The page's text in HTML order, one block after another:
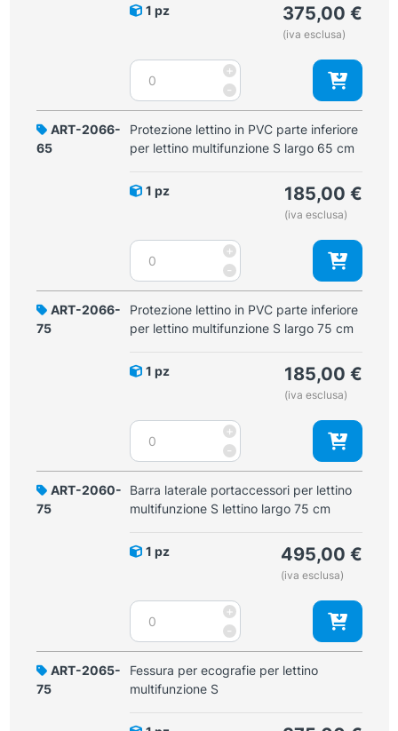
1 pz 375,00 €
(iva esclusa)
-
Fessura
ecografie
per
lettino
quantità
+
ART-2066-
65
Protezione lettino in PVC parte inferiore
per lettino multifunzione S largo 65 cm
1 pz 185,00 €
(iva esclusa)
-
Protezione
lettino
in
PVC
parte
lettino
largo
65
cm
quantità
+
ART-2066-
75
Protezione lettino in PVC parte inferiore
per lettino multifunzione S largo 75 cm
1 pz 185,00 €
(iva esclusa)
-
Protezione
lettino
in
PVC
parte
lettino
largo
75
cm
quantità
+
ART-2060-
75
Barra laterale portaccessori per lettino
multifunzione S lettino largo 75 cm
1 pz 495,00 €
(iva esclusa)
-
Barra
laterale
portaccessori
per
lettino
+
ART-2065-
75
Fessura per ecografie per lettino
multifunzione S